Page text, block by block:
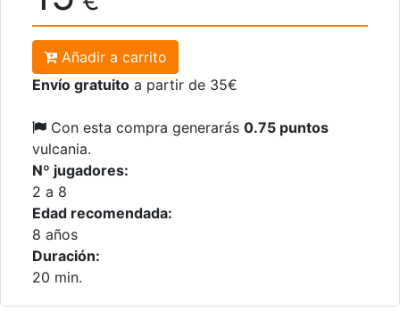
Añadir a carrito
Envío gratuito a partir de 35€
Con esta compra generarás 0.75 puntos
vulcania.
Nº jugadores:
2 a 8
Edad recomendada:
8 años
Duración:
20 min.